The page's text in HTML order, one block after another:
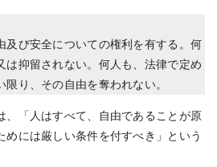
及び安全についての権利を有する。何
は抑留されない。何人も、法律で定め
り、その自由を奪われない。
、「人はすべて、自由であることが原
めには厳しい条件を付すべき」という